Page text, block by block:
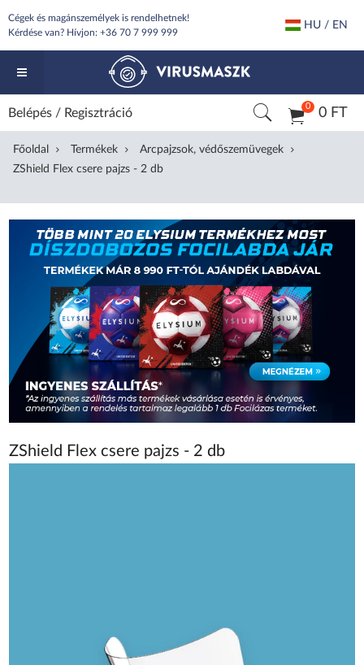
Cégek és magánszemélyek is rendelhetnek!
Kérdése van? Hívjon: +36 70 7 999 999
HU / EN
0 0 FT
Belépés / Regisztráció
Főoldal Termékek
Arcpajzsok, védőszemüvegek
ZShield Flex csere pajzs - 2 db
ZShield Flex csere pajzs - 2 db